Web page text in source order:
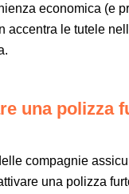
economica (e
accentra le tutele
una polizza
compagnie
una polizza